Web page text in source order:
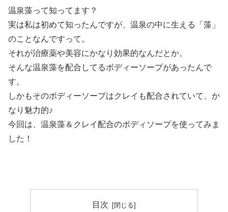
温泉藻って知ってます？
実は私は初めて知ったんですが、温泉の中に生える「藻」
のことなんですって。
それが治療薬や美容にかなり効果的なんだとか。
そんな温泉藻を配合してるボディーソープがあったんで
す。
しかもそのボディーソープはクレイも配合されていて、か
なり魅力的♪
今回は、温泉藻＆クレイ配合のボディソープを使ってみま
した！
目次